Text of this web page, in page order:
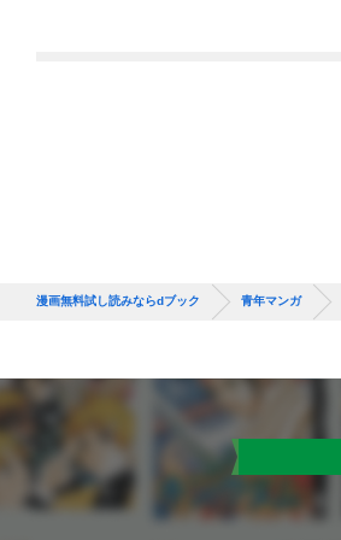
漫画無料試し読みならdブック 青年マンガ